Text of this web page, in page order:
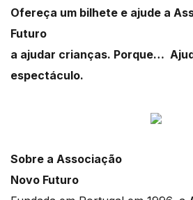
Ofereça um bilhete e ajude a
Futuro
a ajudar crianças. Porque…
espectáculo.
Sobre a Associação
Novo Futuro